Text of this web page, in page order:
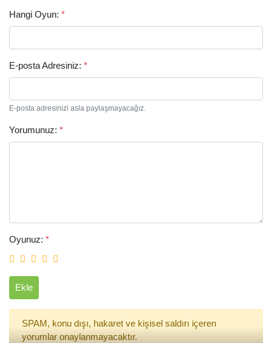
Hangi Oyun: *
E-posta Adresiniz: *
E-posta adresinizi asla paylaşmayacağız.
Yorumunuz: *
Oyunuz: *
Ekle
SPAM, konu dışı, hakaret ve kişisel saldırı içeren
yorumlar onaylanmayacaktır.